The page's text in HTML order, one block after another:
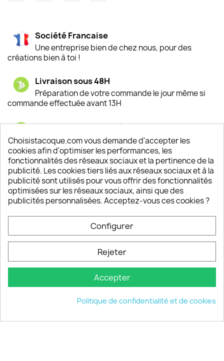
Société Francaise
Une entreprise bien de chez nous, pour des
créations bien à toi !
Livraison sous 48H
Préparation de votre commande le jour même si
commande effectuée avant 13H
Satisfaction de nos clients
Depuis 2009, entre 92% et 94% de nos clients
sont satisfaits de nos produits
Un SAV à votre écoute
Notre SAV est disponible 6/7J de 10h à 18H
keyboard_arrow_down
© 2026 - choisistacoque.com
Choisistacoque.com vous demande d'accepter les
cookies afin d'optimiser les performances, les
fonctionnalités des réseaux sociaux et la pertinence de la
publicité. Les cookies tiers liés aux réseaux sociaux et à la
publicité sont utilisés pour vous offrir des fonctionnalités
optimisées sur les réseaux sociaux, ainsi que des
publicités personnalisées. Acceptez-vous ces cookies ?
Configurer
Rejeter
Accepter
Politique de confidentialité et de cookies